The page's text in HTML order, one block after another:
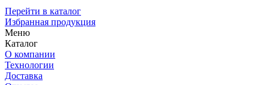
Перейти в каталог
Избранная продукция
Меню
Каталог
О компании
Технологии
Доставка